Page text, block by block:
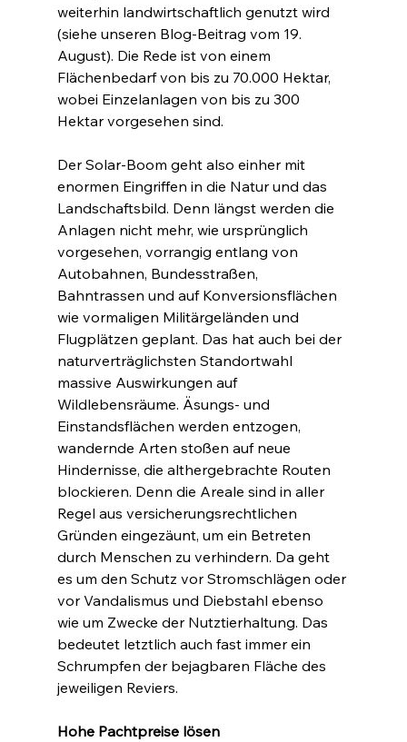
weiterhin landwirtschaftlich genutzt wird
(siehe unseren Blog-Beitrag vom 19.
August). Die Rede ist von einem
Flächenbedarf von bis zu 70.000 Hektar,
wobei Einzelanlagen von bis zu 300
Hektar vorgesehen sind.
Der Solar-Boom geht also einher mit
enormen Eingriffen in die Natur und das
Landschaftsbild. Denn längst werden die
Anlagen nicht mehr, wie ursprünglich
vorgesehen, vorrangig entlang von
Autobahnen, Bundesstraßen,
Bahntrassen und auf Konversionsflächen
wie vormaligen Militärgeländen und
Flugplätzen geplant. Das hat auch bei der
naturverträglichsten Standortwahl
massive Auswirkungen auf
Wildlebensräume. Äsungs- und
Einstandsflächen werden entzogen,
wandernde Arten stoßen auf neue
Hindernisse, die althergebrachte Routen
blockieren. Denn die Areale sind in aller
Regel aus versicherungsrechtlichen
Gründen eingezäunt, um ein Betreten
durch Menschen zu verhindern. Da geht
es um den Schutz vor Stromschlägen oder
vor Vandalismus und Diebstahl ebenso
wie um Zwecke der Nutztierhaltung. Das
bedeutet letztlich auch fast immer ein
Schrumpfen der bejagbaren Fläche des
jeweiligen Reviers.
Hohe Pachtpreise lösen